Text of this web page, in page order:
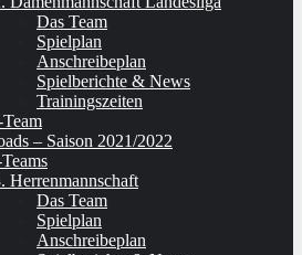
Das Team
Spielplan
Anschreibeplan
Spielberichte & News
Trainingszeiten
– Saison 2021/2022
Herrenmannschaft
Das Team
Spielplan
Anschreibeplan